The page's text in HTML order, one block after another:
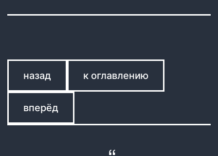
назад к оглавлению
вперёд